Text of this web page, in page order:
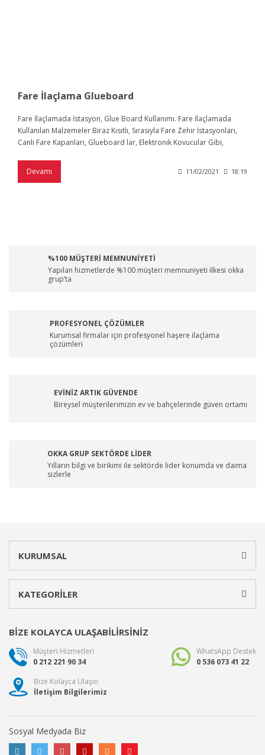
Fare İlaçlama Glueboard
Fare İlaçlamada İstasyon, Glue Board Kullanımı. Fare İlaçlamada
Kullanılan Malzemeler Biraz Kısıtlı, Sırasıyla Fare Zehir İstasyonları,
Canlı Fare Kapanları, Glueboard lar, Elektronik Kovucular Gibi,
Devamı 11/02/2021 18:19
%100 MÜŞTERİ MEMNUNİYETİ
Yapılan hizmetlerde %100 müşteri memnuniyeti ilkesi okka
grup’ta
PROFESYONEL ÇÖZÜMLER
Kurumsal firmalar için profesyonel haşere ilaçlama
çözümleri
EVİNİZ ARTIK GÜVENDE
Bireysel müşterilerimizin ev ve bahçelerinde güven ortamı
OKKA GRUP SEKTÖRDE LİDER
Yılların bilgi ve birikimi ile sektörde lider konumda ve daima
sizlerle
KURUMSAL
KATEGORİLER
BİZE KOLAYCA ULAŞABİLİRSİNİZ
Müşteri Hizmetleri
0 212 221 90 34
WhatsApp Destek
0 536 073 41 22
Bize Kolayca Ulaşın
İletişim Bilgilerimiz
Sosyal Medyada Biz